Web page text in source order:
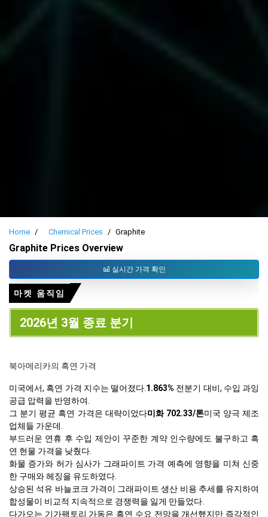
Home Chemical Prices Graphite
Graphite Prices Overview
실시간 가격 확인
마켓 움직임
2026년 3월 종료 분기
북아메리카의 흑연 가격
미국에서, 흑연 가격 지수는 떨어졌다. 1.863% 전분기 대비, 수입 과잉
공급 압력을 반영하여.
그 분기 평균 흑연 가격은 대략이었다미화 702.33/톤미국 양극 제조
업체들 가운데.
부드러운 연휴 후 수입 제안이 꾸준한 계약 인수량에도 불구하고 흑
연 현물 가격을 낮췄다.
화물 증가와 허가 심사가 그래파이트 가격 예측에 영향을 미쳐 신중
한 구매와 헤징을 유도하였다.
상승된 석유 바늘코크 가격이 그래파이트 생산 비용 추세를 유지하여
합성물이 비교적 지속적으로 경쟁력을 잃게 만들었다.
다가오는 기가팩토리 가동은 흑연 수요 전망을 개선했지만 즉각적인